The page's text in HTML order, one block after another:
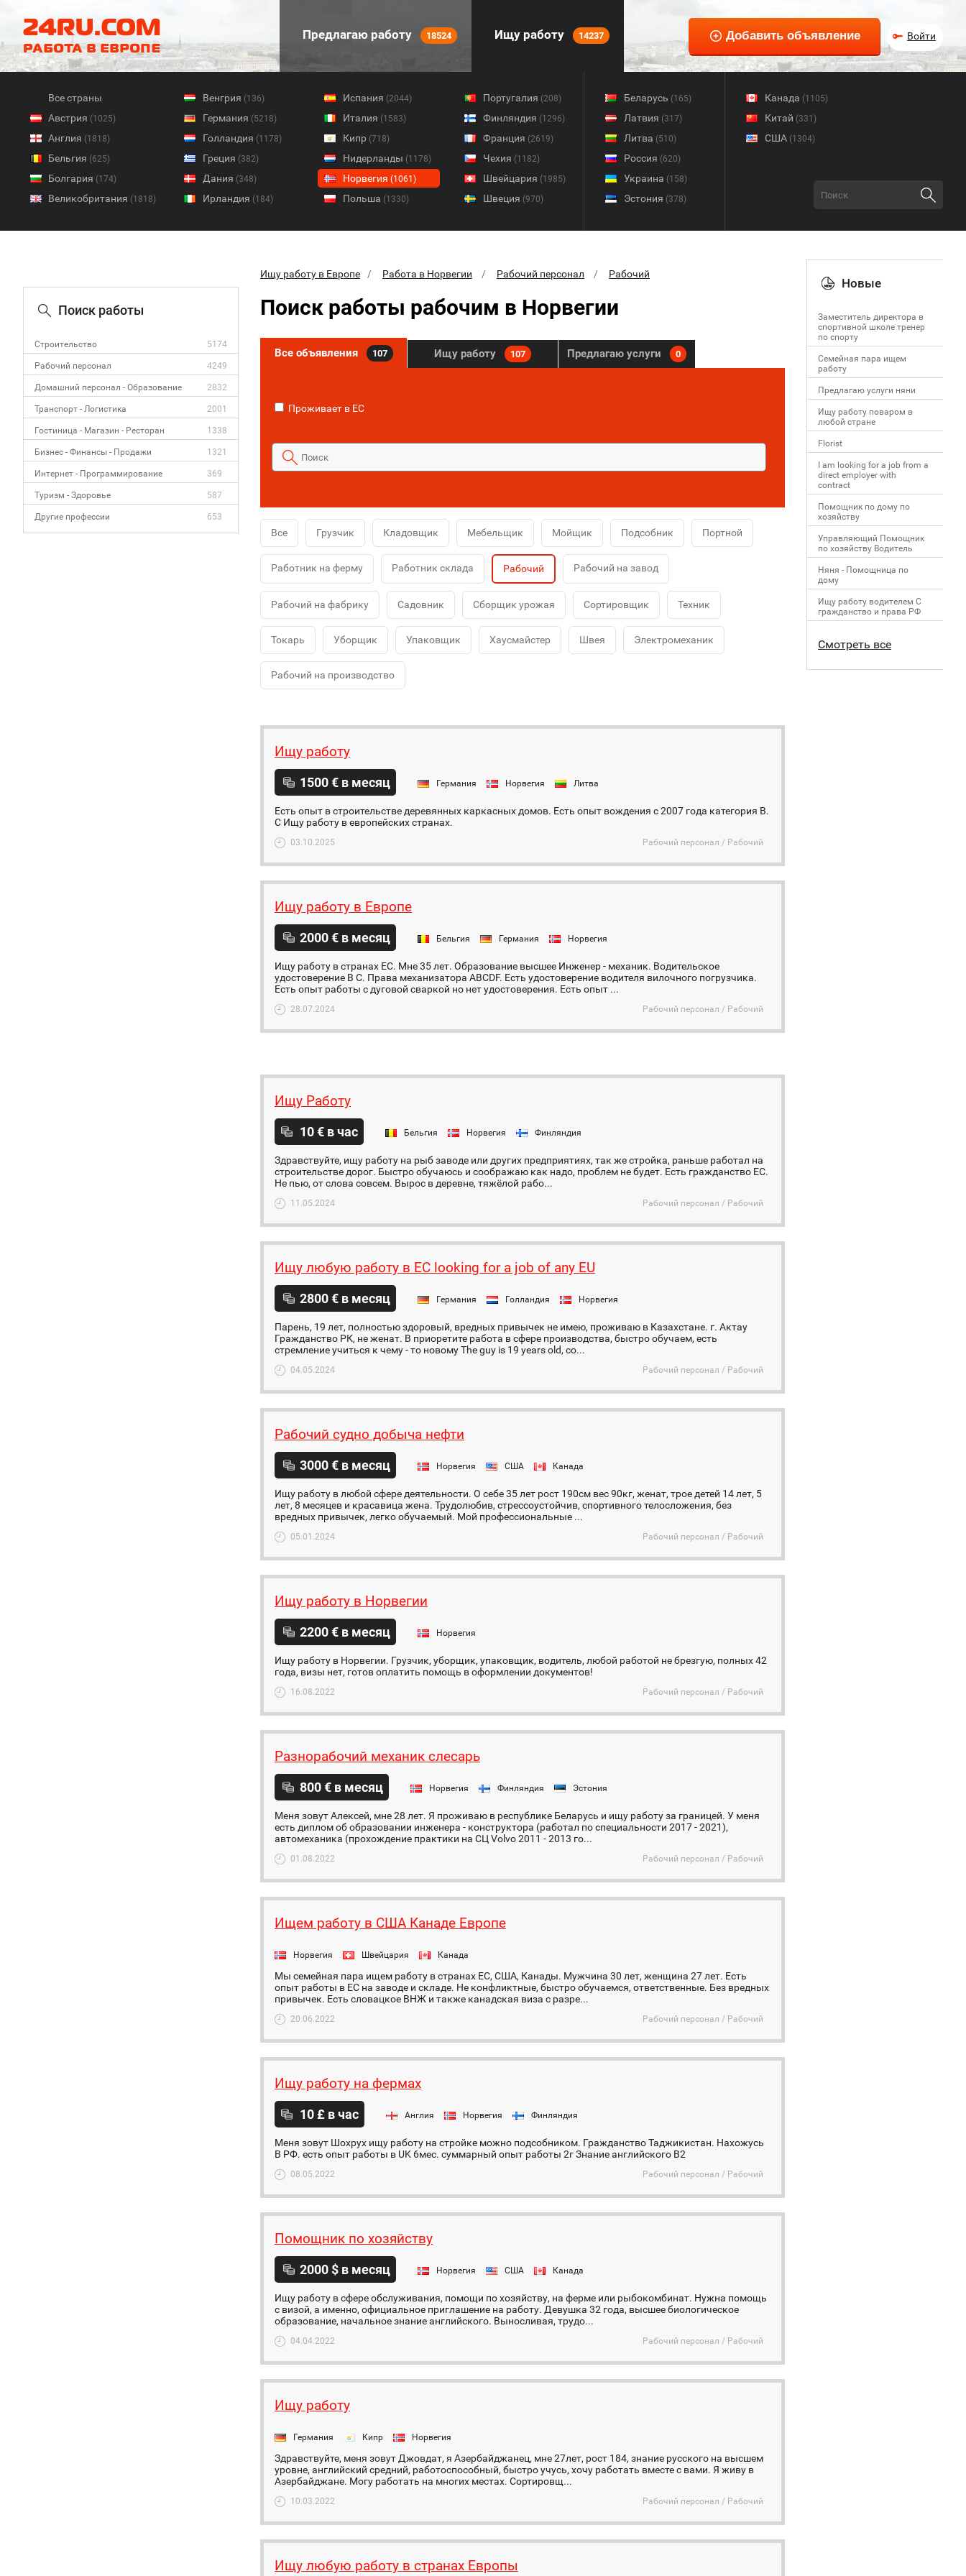
Предлагаю работу 18524 Ищу работу 14237 Войти
Все страны
Австрия (1025)
Англия (1818)
Бельгия (625)
Болгария (174)
Великобритания (1818)
Венгрия (136)
Германия (5218)
Голландия (1178)
Греция (382)
Дания (348)
Ирландия (184)
Испания (2044)
Италия (1583)
Кипр (718)
Нидерланды (1178)
Норвегия (1061)
Польша (1330)
Португалия (208)
Финляндия (1296)
Франция (2619)
Чехия (1182)
Швейцария (1985)
Швеция (970)
Беларусь (165)
Латвия (317)
Литва (510)
Россия (620)
Украина (158)
Эстония (378)
Канада (1105)
Китай (331)
США (1304)
Поиск работы
Строительство 5174
Рабочий персонал 4249
Домашний персонал - Образование 2832
Транспорт - Логистика 2001
Гостиница - Магазин - Ресторан 1338
Бизнес - Финансы - Продажи 1321
Интернет - Программирование 369
Туризм - Здоровье 587
Другие профессии 653
Ищу работу в Европе Работа в Норвегии Рабочий персонал Рабочий
Поиск работы рабочим в Норвегии
Все объявления 107 Ищу работу 107 Предлагаю услуги 0
Проживает в ЕС
Все Грузчик Кладовщик Мебельщик Мойщик Подсобник Портной
Работник на ферму Работник склада Рабочий Рабочий на завод
Рабочий на фабрику Садовник Сборщик урожая Сортировщик Техник
Токарь Уборщик Упаковщик Хаусмайстер Швея Электромеханик
Рабочий на производство
Ищу работу
1500 € в месяц Германия Норвегия Литва
Есть опыт в строительстве деревянных каркасных домов. Есть опыт вождения с 2007 года категория B.
C Ищу работу в европейских странах.
03.10.2025 Рабочий персонал / Рабочий
Ищу работу в Европе
2000 € в месяц Бельгия Германия Норвегия
Ищу работу в странах ЕС. Мне 35 лет. Образование высшее Инженер - механик. Водительское
удостоверение В С. Права механизатора ABCDF. Есть удостоверение водителя вилочного погрузчика.
Есть опыт работы с дуговой сваркой но нет удостоверения. Есть опыт ...
28.07.2024 Рабочий персонал / Рабочий
Ищу Работу
10 € в час Бельгия Норвегия Финляндия
Здравствуйте, ищу работу на рыб заводе или других предприятиях, так же стройка, раньше работал на
строительстве дорог. Быстро обучаюсь и соображаю как надо, проблем не будет. Есть гражданство ЕС.
Не пью, от слова совсем. Вырос в деревне, тяжёлой рабо...
11.05.2024 Рабочий персонал / Рабочий
Ищу любую работу в ЕС looking for a job of any EU
2800 € в месяц Германия Голландия Норвегия
Парень, 19 лет, полностью здоровый, вредных привычек не имею, проживаю в Казахстане. г. Актау
Гражданство РК, не женат. В приоретите работа в сфере производства, быстро обучаем, есть
стремление учиться к чему - то новому The guy is 19 years old, co...
04.05.2024 Рабочий персонал / Рабочий
Рабочий судно добыча нефти
3000 € в месяц Норвегия США Канада
Ищу работу в любой сфере деятельности. О себе 35 лет рост 190см вес 90кг, женат, трое детей 14 лет, 5
лет, 8 месяцев и красавица жена. Трудолюбив, стрессоустойчив, спортивного телосложения, без
вредных привычек, легко обучаемый. Мой профессиональные ...
05.01.2024 Рабочий персонал / Рабочий
Ищу работу в Норвегии
2200 € в месяц Норвегия
Ищу работу в Норвегии. Грузчик, уборщик, упаковщик, водитель, любой работой не брезгую, полных 42
года, визы нет, готов оплатить помощь в оформлении документов!
16.08.2022 Рабочий персонал / Рабочий
Разнорабочий механик слесарь
800 € в месяц Норвегия Финляндия Эстония
Меня зовут Алексей, мне 28 лет. Я проживаю в республике Беларусь и ищу работу за границей. У меня
есть диплом об образовании инженера - конструктора (работал по специальности 2017 - 2021),
автомеханика (прохождение практики на СЦ Volvo 2011 - 2013 го...
01.08.2022 Рабочий персонал / Рабочий
Ищем работу в США Канаде Европе
Норвегия Швейцария Канада
Мы семейная пара ищем работу в странах ЕС, США, Канады. Мужчина 30 лет, женщина 27 лет. Есть
опыт работы в ЕС на заводе и складе. Не конфликтные, быстро обучаемся, ответственные. Без вредных
привычек. Есть словацкое ВНЖ и также канадская виза с разре...
20.06.2022 Рабочий персонал / Рабочий
Ищу работу на фермах
10 £ в час Англия Норвегия Финляндия
Меня зовут Шохрух ищу работу на стройке можно подсобником. Гражданство Таджикистан. Нахожусь
В РФ. есть опыт работы в UK 6мес. суммарный опыт работы 2г Знание английского B2
08.05.2022 Рабочий персонал / Рабочий
Помощник по хозяйству
2000 $ в месяц Норвегия США Канада
Ищу работу в сфере обслуживания, помощи по хозяйству, на ферме или рыбокомбинат. Нужна помощь
с визой, а именно, официальное приглашение на работу. Девушка 32 года, высшее биологическое
образование, начальное знание английского. Выносливая, трудо...
04.04.2022 Рабочий персонал / Рабочий
Ищу работу
Германия Кипр Норвегия
Здравствуйте, меня зовут Джовдат, я Азербайджанец, мне 27лет, рост 184, знание русского на высшем
уровне, английский средний, работоспособный, быстро учусь, хочу работать вместе с вами. Я живу в
Азербайджане. Могу работать на многих местах. Сортировщ...
10.03.2022 Рабочий персонал / Рабочий
Ищу любую работу в странах Европы
Новые
Заместитель директора в
спортивной школе тренер
по спорту
Семейная пара ищем
работу
Предлагаю услуги няни
Ищу работу поваром в
любой стране
Florist
I am looking for a job from a
direct employer with
contract
Помощник по дому по
хозяйству
Управляющий Помощник
по хозяйству Водитель
Няня - Помощница по
дому
Ищу работу водителем С
гражданство и права РФ
Смотреть все